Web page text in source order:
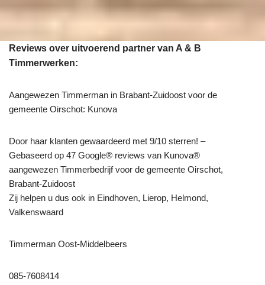
Reviews over uitvoerend partner van A & B
Timmerwerken:
Aangewezen Timmerman in Brabant-Zuidoost voor de
gemeente Oirschot: Kunova
Door haar klanten gewaardeerd met 9/10 sterren! –
Gebaseerd op 47 Google® reviews van Kunova®
aangewezen Timmerbedrijf voor de gemeente Oirschot,
Brabant-Zuidoost
Zij helpen u dus ook in Eindhoven, Lierop, Helmond,
Valkenswaard
Timmerman Oost-Middelbeers
085-7608414